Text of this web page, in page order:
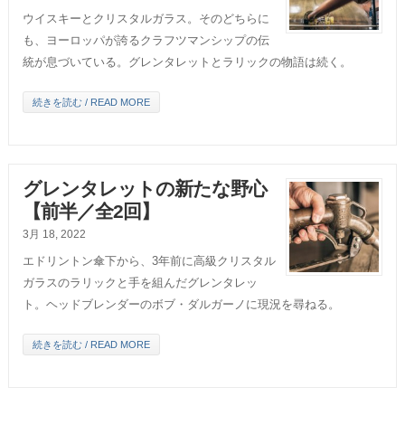
ウイスキーとクリスタルガラス。そのどちらに
も、ヨーロッパが誇るクラフツマンシップの伝
統が息づいている。グレンタレットとラリックの物語は続く。
続きを読む / READ MORE
グレンタレットの新たな野心
【前半／全2回】
3月 18, 2022
エドリントン傘下から、3年前に高級クリスタル
ガラスのラリックと手を組んだグレンタレッ
ト。ヘッドブレンダーのボブ・ダルガーノに現況を尋ねる。
続きを読む / READ MORE